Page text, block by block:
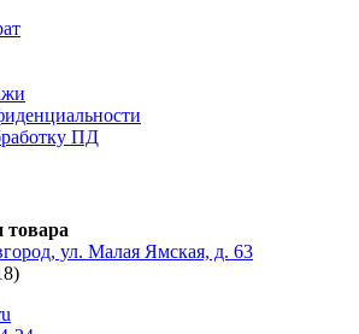
ПД
ул. Малая Ямская, д. 63